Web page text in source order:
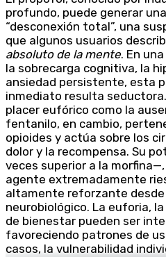
profundo, puede generar
“desconexión total”, una
que algunos usuarios
absoluto de la mente. En
la sobrecarga cognitiva, la
ansiedad persistente, esta
inmediato resulta
placer eufórico como la
fentanilo, en cambio,
opioides y actúa sobre los
dolor y la recompensa. Su
veces superior a la
agente extremadamente
altamente reforzante
neurobiológico. La euforia,
de bienestar pueden ser
favoreciendo patrones de
casos, la vulnerabilidad